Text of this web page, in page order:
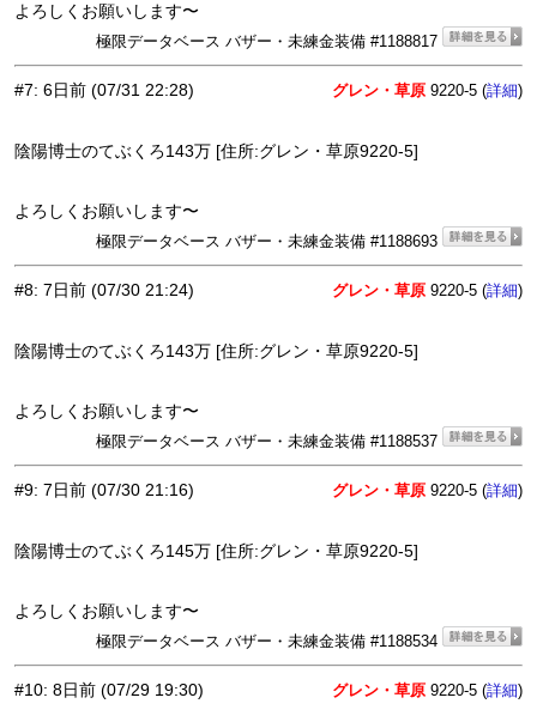
よろしくお願いします〜
極限データベース バザー・未練金装備 #1188817
#7: 6日前 (07/31 22:28) グレン・草原 9220-5 (詳細)
陰陽博士のてぶくろ143万 [住所:グレン・草原9220-5]
よろしくお願いします〜
極限データベース バザー・未練金装備 #1188693
#8: 7日前 (07/30 21:24) グレン・草原 9220-5 (詳細)
陰陽博士のてぶくろ143万 [住所:グレン・草原9220-5]
よろしくお願いします〜
極限データベース バザー・未練金装備 #1188537
#9: 7日前 (07/30 21:16) グレン・草原 9220-5 (詳細)
陰陽博士のてぶくろ145万 [住所:グレン・草原9220-5]
よろしくお願いします〜
極限データベース バザー・未練金装備 #1188534
#10: 8日前 (07/29 19:30) グレン・草原 9220-5 (詳細)